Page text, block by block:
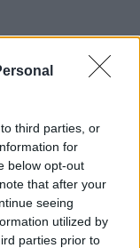
third parties, or
for
below opt-out
that after your
seeing
utilized by
parties prior to